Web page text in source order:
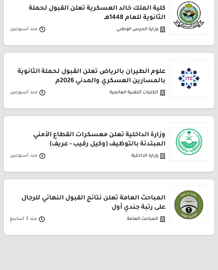
كلية الملك خالد العسكرية تعلن القبول لحملة
الثانوية للعام 1448هـ
وزارة الحرس الوطني منذ أسبوعين
علوم الطيران بالرياض تعلن القبول لحملة الثانوية
بالمسارين العسكري والمدني 2026م
الكليات التقنية العالمية منذ أسبوعين
وزارة الداخلية تعلن معسكرات القطاع الأمني
المبتدئة بالتوظيف (وكيل رقيب - عريف)
وزارة الداخلية منذ أسبوعين
المباحث العامة تعلن نتائج القبول النهائي للرجال
على رتبة جندي أول
المباحث العامة منذ 3 أسابيع